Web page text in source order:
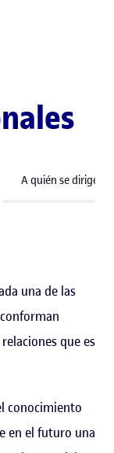
A quién se dirige
una de las
que es
conocimiento
en el futuro una